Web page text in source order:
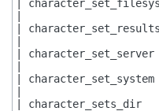
|
|
|
|
|
|
|
|
| character_sets_dir